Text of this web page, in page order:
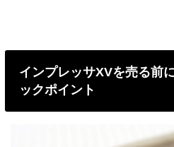
インプレッサXVを売る前
ックポイント